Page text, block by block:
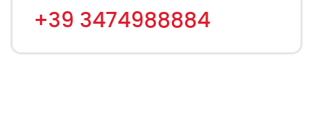
+39 3474988884